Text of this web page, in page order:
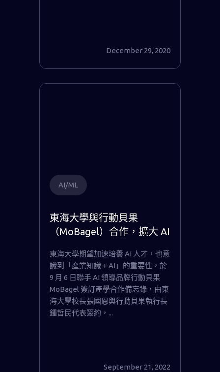
December 29, 2020
AI/ML
東海大學與行動貝果
（MoBagel）合作，擴大 AI
東海大學期望加速培養 AI 人才，也意
識到「產業知識 + AI」的重要性，於
9 月 6 日聯手 AI 領導品牌行動貝果
MoBagel 簽訂產學合作備忘錄，由東
海大學校長張國恩與行動貝果執行長
鍾哲民代表簽約，...
September 21, 2022